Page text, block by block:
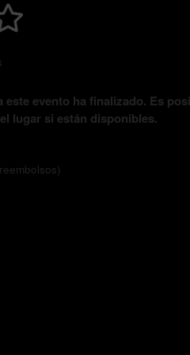
este evento ha finalizado. Es
lugar si están disponibles.